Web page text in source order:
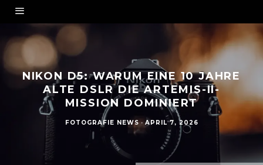
NIKON D5: WARUM EINE 10 JAHRE
ALTE DSLR DIE ARTEMIS-II-
MISSION DOMINIERT
FOTOGRAFIE NEWS · APRIL 7, 2026